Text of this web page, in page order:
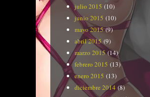
julio 2015 (10)
junio 2015 (10)
mayo 2015(9)
abril 2015 (9)
marzo 2015(14)
febrero 2015 (13)
enero 2015 (13)
diciembre 2014 (8)